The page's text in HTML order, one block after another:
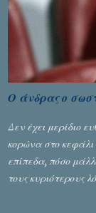
Ο άνδρας ο
Δεν έχει μερίδιο
κορώνα στο
επίπεδα, πόσο
τους κυριότερους